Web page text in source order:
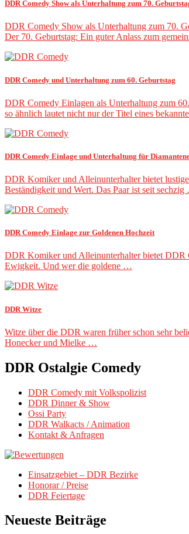
DDR Comedy Show als Unterhaltung zum 70.
DDR Comedy Show als Unterhaltung zum 70.
Der 70. Geburtstag: Ein guter Anlass zum
DDR Comedy und Unterhaltung zum 60. Geburtstag
DDR Comedy Einlagen als Unterhaltung zum
so ähnlich lautet nicht nur der Titel eines
DDR Comedy Einlage und Unterhaltung für
DDR Komiker und Alleinunterhalter bietet
Beständigkeit und Wert. Das Paar ist seit
DDR Comedy Einlage zur Goldenen Hochzeit
DDR Komiker und Alleinunterhalter bietet DDR
Ewigkeit. Und wer die goldene …
DDR Witze
Witze über die DDR waren früher schon sehr
Honecker und Mielke …
DDR Ostalgie Comedy
DDR Comedy mit Volkspolizist
DDR Dinner & Show
Ossi Party
DDR Walkacts / Animation
Kontakt & Anfragen
Einsatzgebiet – DDR Bezirke
Honorar / Preise
DDR Feiertage
Neueste Beiträge